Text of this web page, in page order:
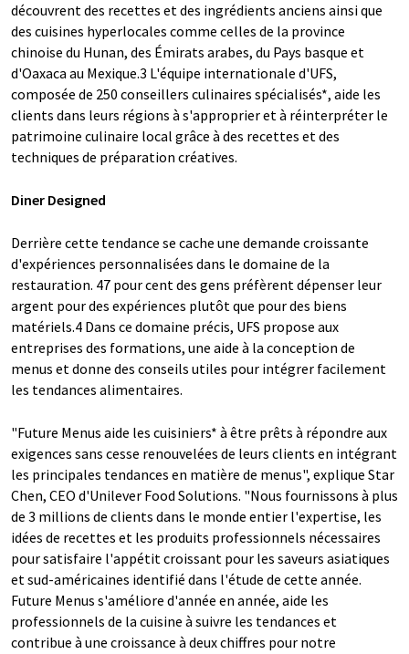
découvrent des recettes et des ingrédients anciens ainsi que
des cuisines hyperlocales comme celles de la province
chinoise du Hunan, des Émirats arabes, du Pays basque et
d'Oaxaca au Mexique.3 L'équipe internationale d'UFS,
composée de 250 conseillers culinaires spécialisés*, aide les
clients dans leurs régions à s'approprier et à réinterpréter le
patrimoine culinaire local grâce à des recettes et des
techniques de préparation créatives.
Diner Designed
Derrière cette tendance se cache une demande croissante
d'expériences personnalisées dans le domaine de la
restauration. 47 pour cent des gens préfèrent dépenser leur
argent pour des expériences plutôt que pour des biens
matériels.4 Dans ce domaine précis, UFS propose aux
entreprises des formations, une aide à la conception de
menus et donne des conseils utiles pour intégrer facilement
les tendances alimentaires.
"Future Menus aide les cuisiniers* à être prêts à répondre aux
exigences sans cesse renouvelées de leurs clients en intégrant
les principales tendances en matière de menus", explique Star
Chen, CEO d'Unilever Food Solutions. "Nous fournissons à plus
de 3 millions de clients dans le monde entier l'expertise, les
idées de recettes et les produits professionnels nécessaires
pour satisfaire l'appétit croissant pour les saveurs asiatiques
et sud-américaines identifié dans l'étude de cette année.
Future Menus s'améliore d'année en année, aide les
professionnels de la cuisine à suivre les tendances et
contribue à une croissance à deux chiffres pour notre